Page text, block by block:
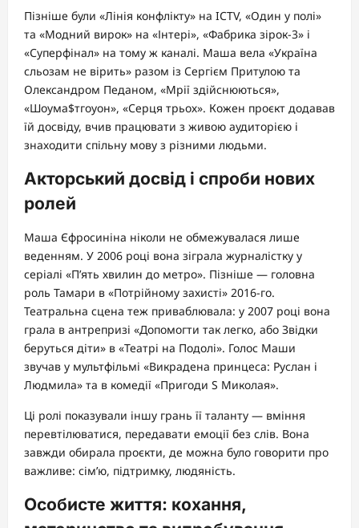
Пізніше були «Лінія конфлікту» на ICTV, «Один у полі»
та «Модний вирок» на «Інтері», «Фабрика зірок-3» і
«Суперфінал» на тому ж каналі. Маша вела «Україна
сльозам не вірить» разом із Сергієм Притулою та
Олександром Педаном, «Мрії здійснюються»,
«Шоума$тгоуон», «Серця трьох». Кожен проєкт додавав
їй досвіду, вчив працювати з живою аудиторією і
знаходити спільну мову з різними людьми.
Акторський досвід і спроби нових
ролей
Маша Єфросиніна ніколи не обмежувалася лише
веденням. У 2006 році вона зіграла журналістку у
серіалі «П’ять хвилин до метро». Пізніше — головна
роль Тамари в «Потрійному захисті» 2016-го.
Театральна сцена теж приваблювала: у 2007 році вона
грала в антрепризі «Допомогти так легко, або Звідки
беруться діти» в «Театрі на Подолі». Голос Маши
звучав у мультфільмі «Викрадена принцеса: Руслан і
Людмила» та в комедії «Пригоди S Миколая».
Ці ролі показували іншу грань її таланту — вміння
перевтілюватися, передавати емоції без слів. Вона
завжди обирала проєкти, де можна було говорити про
важливе: сім’ю, підтримку, людяність.
Особисте життя: кохання,